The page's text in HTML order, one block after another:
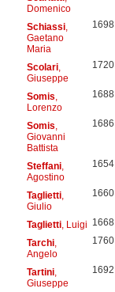
Domenico
Schiassi,
Gaetano
Maria
1698
Scolari,
Giuseppe
1720
Somis
Lorenzo
1688
Somis
Giovanni
Battista
1686
Steffani,
Agostino
1654
Taglietti,
Giulio
1660
Taglietti, Luigi 1668
Tarchi,
Angelo
1760
Tartini,
Giuseppe
1692